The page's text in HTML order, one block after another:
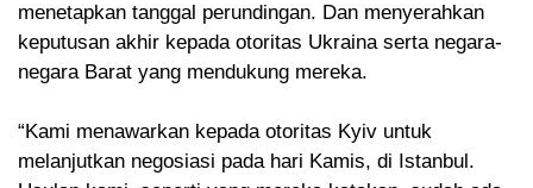
menetapkan tanggal perundingan. Dan menyerahkan
keputusan akhir kepada otoritas Ukraina serta negara-
negara Barat yang mendukung mereka.
“Kami menawarkan kepada otoritas Kyiv untuk
melanjutkan negosiasi pada hari Kamis, di Istanbul.